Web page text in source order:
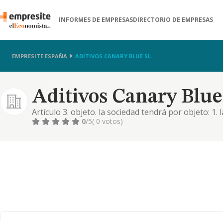
INFORMES DE EMPRESASDIRECTORIO DE EMPRESAS
EMPRESITE ESPAÑA ADITIVOS CANARY BLUE SL.
Aditivos Canary Blue
Artículo 3. objeto. la sociedad tendrá por objeto:
comercialización, compra y venta de aditivos,
0/5( 0 votos)